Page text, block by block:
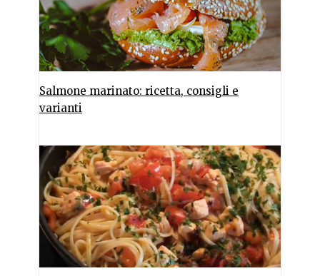
Salmone marinato: ricetta, consigli e
varianti